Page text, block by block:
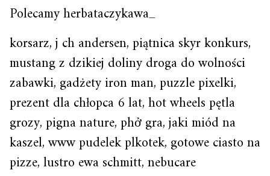
Polecamy herbataczykawa_
korsarz, j ch andersen, piątnica skyr konkurs,
mustang z dzikiej doliny droga do wolności
zabawki, gadżety iron man, puzzle pixelki,
prezent dla chłopca 6 lat, hot wheels pętla
grozy, pigna nature, phở gra, jaki miód na
kaszel, www pudelek plkotek, gotowe ciasto na
pizze, lustro ewa schmitt, nebucare